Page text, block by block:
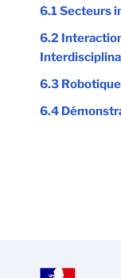
6.1 Secteurs
6.2
6.3 Robotique
6.4